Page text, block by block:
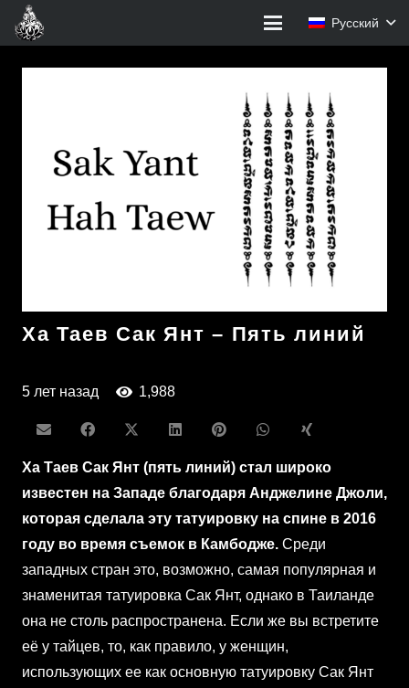
Русский
Ха Таев Сак Янт – Пять линий
5 лет назад 1,988
Ха Таев Сак Янт (пять линий) стал широко
известен на Западе благодаря Анджелине Джоли,
которая сделала эту татуировку на спине в 2016
году во время съемок в Камбодже. Среди
западных стран это, возможно, самая популярная и
знаменитая татуировка Сак Янт, однако в Таиланде
она не столь распространена. Если же вы встретите
её у тайцев, то, как правило, у женщин,
использующих ее как основную татуировку Сак Янт